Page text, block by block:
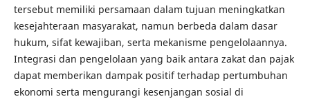
tersebut memiliki persamaan dalam tujuan meningkatkan
kesejahteraan masyarakat, namun berbeda dalam dasar
hukum, sifat kewajiban, serta mekanisme pengelolaannya.
Integrasi dan pengelolaan yang baik antara zakat dan pajak
dapat memberikan dampak positif terhadap pertumbuhan
ekonomi serta mengurangi kesenjangan sosial di